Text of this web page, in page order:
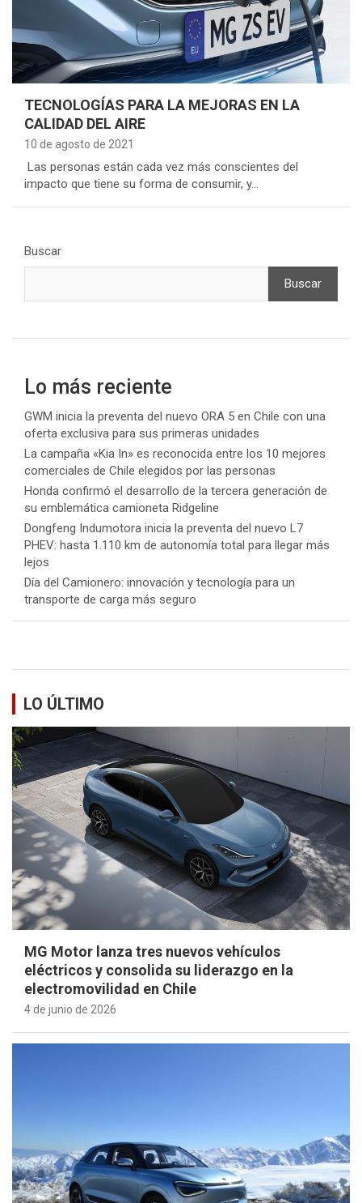
TECNOLOGÍAS PARA LA MEJORAS EN LA
CALIDAD DEL AIRE
10 de agosto de 2021
Las personas están cada vez más conscientes del
impacto que tiene su forma de consumir, y…
Buscar
Buscar
Lo más reciente
GWM inicia la preventa del nuevo ORA 5 en Chile con una
oferta exclusiva para sus primeras unidades
La campaña «Kia In» es reconocida entre los 10 mejores
comerciales de Chile elegidos por las personas
Honda confirmó el desarrollo de la tercera generación de
su emblemática camioneta Ridgeline
Dongfeng Indumotora inicia la preventa del nuevo L7
PHEV: hasta 1.110 km de autonomía total para llegar más
lejos
Día del Camionero: innovación y tecnología para un
transporte de carga más seguro
LO ÚLTIMO
MG Motor lanza tres nuevos vehículos
eléctricos y consolida su liderazgo en la
electromovilidad en Chile
4 de junio de 2026